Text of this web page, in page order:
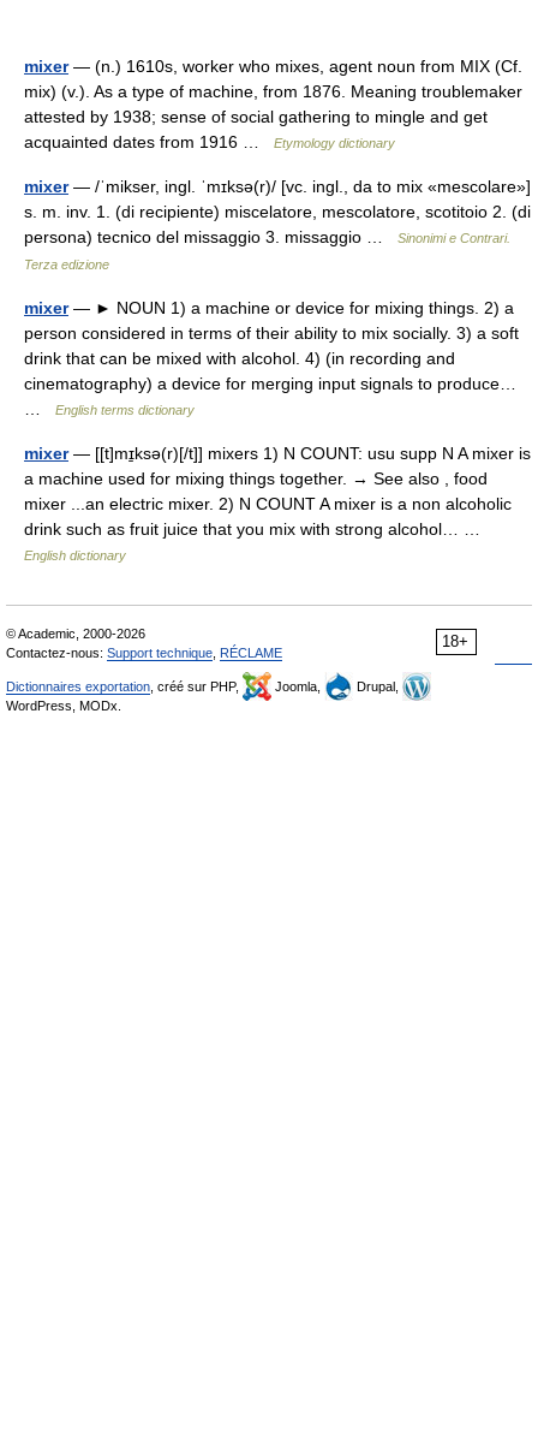
mixer— (n.) 1610s, worker who mixes, agent noun from MIX (Cf.
mix) (v.). As a type of machine, from 1876. Meaning troublemaker
attested by 1938; sense of social gathering to mingle and get
acquainted dates from 1916 …
Etymology dictionary
mixer— /ˈmikser, ingl. ˈmɪksə(r)/ [vc. ingl., da to mix «mescolare»]
s. m. inv. 1. (di recipiente) miscelatore, mescolatore, scotitoio 2. (di
persona) tecnico del missaggio 3. missaggio …
Sinonimi e Contrari.
Terza edizione
mixer— ► NOUN 1) a machine or device for mixing things. 2) a
person considered in terms of their ability to mix socially. 3) a soft
drink that can be mixed with alcohol. 4) (in recording and
cinematography) a device for merging input signals to produce…
English terms dictionary
mixer— [[t]mɪ̱ksə(r)[/t]] mixers 1) N COUNT: usu supp N A mixer is
a machine used for mixing things together. → See also , food
mixer ...an electric mixer. 2) N COUNT A mixer is a non alcoholic
drink such as fruit juice that you mix with strong alcohol… …
English dictionary
18+
© Academic, 2000-2026
Contactez-nous: Support technique RÉCLAME
Dictionnaires exportation , créé sur PHP, Joomla,
Drupal,
WordPress, MODx.